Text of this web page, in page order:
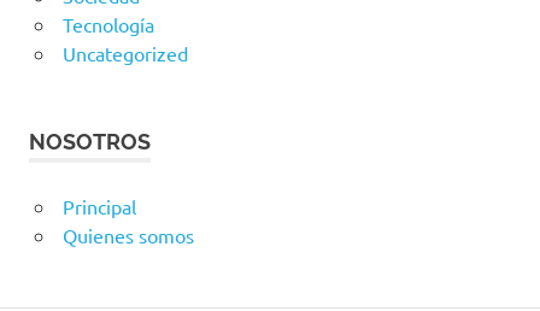
Tecnología
Uncategorized
NOSOTROS
Principal
Quienes somos